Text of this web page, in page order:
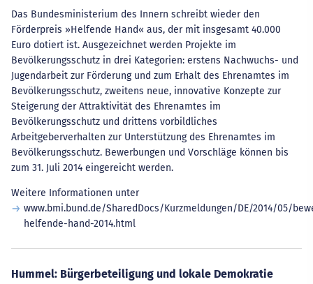
Das Bundesministerium des Innern schreibt wieder den
Förderpreis »Helfende Hand« aus, der mit insgesamt 40.000
Euro dotiert ist. Ausgezeichnet werden Projekte im
Bevölkerungsschutz in drei Kategorien: erstens Nachwuchs- und
Jugendarbeit zur Förderung und zum Erhalt des Ehrenamtes im
Bevölkerungsschutz, zweitens neue, innovative Konzepte zur
Steigerung der Attraktivität des Ehrenamtes im
Bevölkerungsschutz und drittens vorbildliches
Arbeitgeberverhalten zur Unterstützung des Ehrenamtes im
Bevölkerungsschutz. Bewerbungen und Vorschläge können bis
zum 31. Juli 2014 eingereicht werden.
Weitere Informationen unter
www.bmi.bund.de/SharedDocs/Kurzmeldungen/DE/2014/05/
helfende-hand-2014.html
Hummel: Bürgerbeteiligung und lokale Demokratie